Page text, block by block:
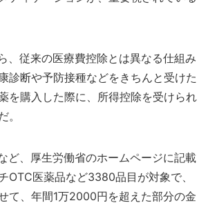
、従来の医療費控除とは異なる仕組み
診断や予防接種などをきちんと受けた
を購入した際に、所得控除を受けられ
。
ど、厚生労働省のホームページに記載
OTC医薬品など3380品目が対象で、
て、年間1万2000円を超えた部分の金